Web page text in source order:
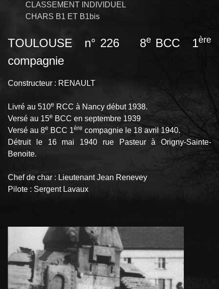
CLASSEMENT INDIVIDUEL
CHARS B1 ET B1bis
TOULOUSE n° 226 8e BCC 1ère
compagnie
Constructeur : RENAULT
Livré au 510e RCC à Nancy début 1938.
Versé au 15e BCC en septembre 1939
Versé au 8e BCC 1ère compagnie le 18 avril 1940.
Détruit le 16 mai 1940 rue Pasteur à Origny-Sainte-
Benoite.
Chef de char : Lieutenant Jean Renevey
Pilote : Sergent Lavaux